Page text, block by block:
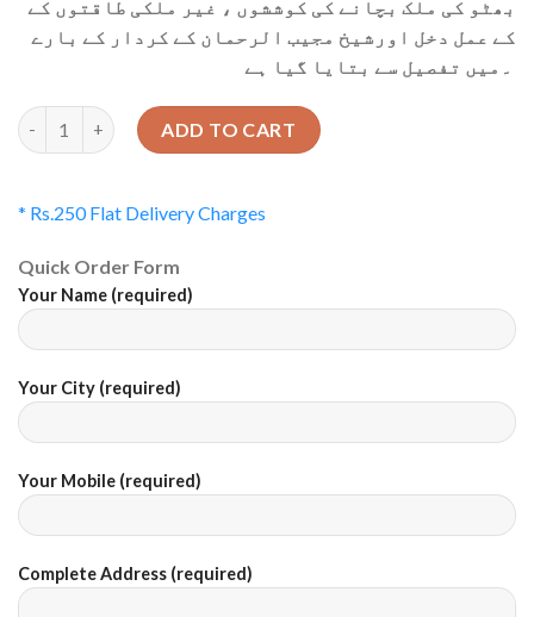
بھٹو کی ملک بچانے کی کوششوں ، غیر ملکی طاقتوں کے
کے عمل دخل اورشیخ مجیب الرحمان کے کردار کے بارے
Quantity ADD TO CART
* Rs.250 Flat Delivery Charges
Quick Order Form
Your Name (required)
Your City (required)
Your Mobile (required)
Complete Address (required)